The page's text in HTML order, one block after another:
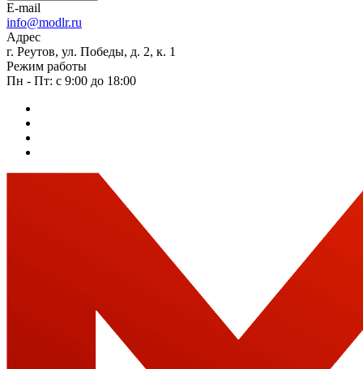
E-mail
info@modlr.ru
Адрес
г. Реутов, ул. Победы, д. 2, к. 1
Режим работы
Пн - Пт: с 9:00 до 18:00